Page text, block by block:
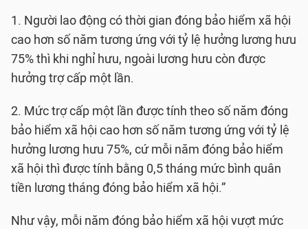
1. Người lao động có thời gian đóng bảo hiểm xã hội
cao hơn số năm tương ứng với tỷ lệ hưởng lương hưu
75% thì khi nghỉ hưu, ngoài lương hưu còn được
hưởng trợ cấp một lần.
2. Mức trợ cấp một lần được tính theo số năm đóng
bảo hiểm xã hội cao hơn số năm tương ứng với tỷ lệ
hưởng lương hưu 75%, cứ mỗi năm đóng bảo hiểm
xã hội thì được tính bằng 0,5 tháng mức bình quân
tiền lương tháng đóng bảo hiểm xã hội.”
Như vậy, mỗi năm đóng bảo hiểm xã hội vượt mức